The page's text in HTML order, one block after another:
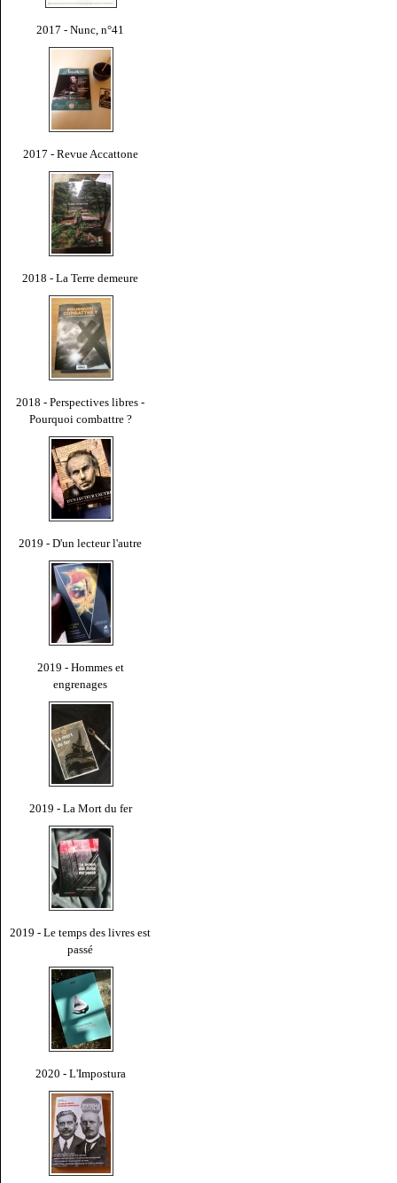
2017 - Nunc, n°41
2017 - Revue Accattone
2018 - La Terre demeure
2018 - Perspectives libres -
Pourquoi combattre ?
2019 - D'un lecteur l'autre
2019 - Hommes et
engrenages
2019 - La Mort du fer
2019 - Le temps des livres est
passé
2020 - L'Impostura